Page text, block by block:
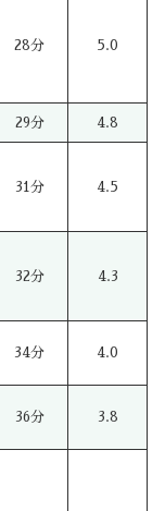
28分 5.0
29分 4.8
31分 4.5
32分 4.3
34分 4.0
36分 3.8